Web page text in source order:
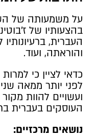
על משמעותה של
בהצעותיו של
העברית,
והוראתה, ועוד.
כדאי לציין כי
לפני יותר ממאה
ועשויים להוות
העוסקים בעברית
נושאים מרכזיים: